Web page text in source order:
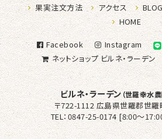
果実注文方法
アクセス BLOG
HOME
Facebook Instagram
ネットショップビルネ・ラーデン
ビルネ・ラーデン（世羅幸水
〒722-1112 広島県世羅郡世
TEL：0847-25-0174 [8:00～